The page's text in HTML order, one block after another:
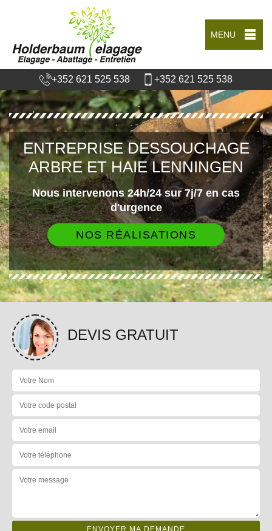
MENU
+352 621 525 538 +352 621 525 538
ENTREPRISE DESSOUCHAGE
ARBRE ET HAIE LENNINGEN
Nous intervenons 24h/24 sur 7j/7 en cas
d'urgence
NOS RÉALISATIONS
DEVIS GRATUIT